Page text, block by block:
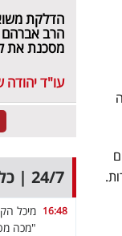
במקום
הדלקת
הרב אברהם
מסכנת את
עו"ד
24/7 | כל הכותרות
16:48 מיכל
"מכה